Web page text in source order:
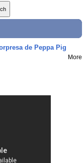
de Peppa Pig
More